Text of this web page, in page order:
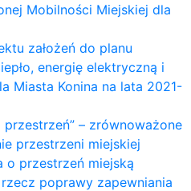
Mobilności Miejskiej dla
założeń do planu
energię elektryczną i
Miasta Konina na lata 2021-
przestrzeń” – zrównoważone
przestrzeni miejskiej
o przestrzeń miejską
rzecz poprawy zapewniania